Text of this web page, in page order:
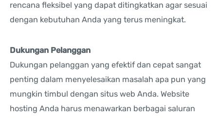
rencana fleksibel yang dapat ditingkatkan agar sesuai
dengan kebutuhan Anda yang terus meningkat.
Dukungan Pelanggan
Dukungan pelanggan yang efektif dan cepat sangat
penting dalam menyelesaikan masalah apa pun yang
mungkin timbul dengan situs web Anda. Website
hosting Anda harus menawarkan berbagai saluran